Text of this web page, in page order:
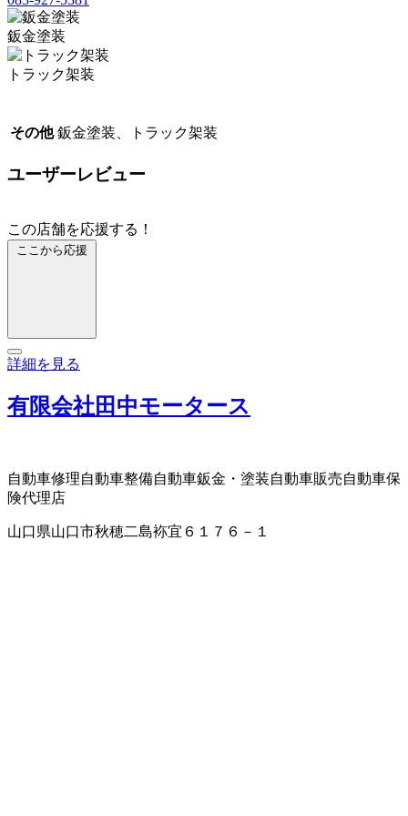
鈑金塗装
トラック架装
その他 鈑金塗装、トラック架装
ユーザーレビュー
この店舗を応援する！
ここから応援
詳細を見る
有限会社田中モータース
自動車修理自動車整備自動車鈑金・塗装自動車販売自動車保
険代理店
山口県山口市秋穂二島袮宜６１７６－１